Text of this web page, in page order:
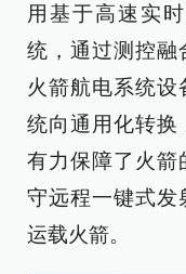
用基于高速实
统，通过测控融
火箭航电系统
统向通用化转换
有力保障了火箭
守远程一键式发
运载火箭。